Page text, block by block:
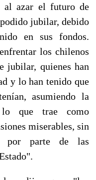
al azar el futuro de
jubilar, debido
en sus fondos.
los chilenos
jubilar, quienes han
y lo han tenido que
asumiendo la
que trae como
miserables, sin
por parte de las